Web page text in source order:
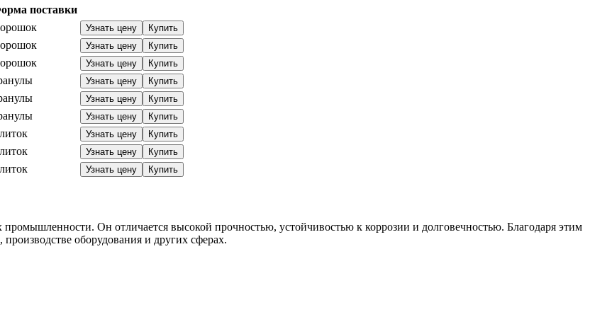
поставки
Узнать цену Купить
Узнать цену Купить
Узнать цену Купить
Узнать цену Купить
Узнать цену Купить
Узнать цену Купить
Узнать цену Купить
Узнать цену Купить
Узнать цену Купить
Он отличается высокой прочностью, устойчивостью к коррозии и долговечностью. Благодаря этим
оборудования и других сферах.